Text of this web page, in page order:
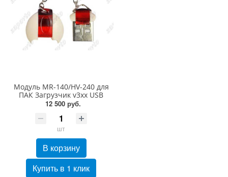
Модуль MR-140/HV-240 для
ПАК Загрузчик v3xx USB
12 500 руб.
шт
В корзину
Купить в 1 клик